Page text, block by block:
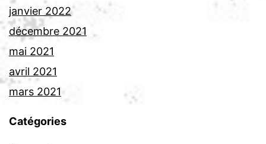
janvier 2022
décembre 2021
mai 2021
avril 2021
mars 2021
Catégories